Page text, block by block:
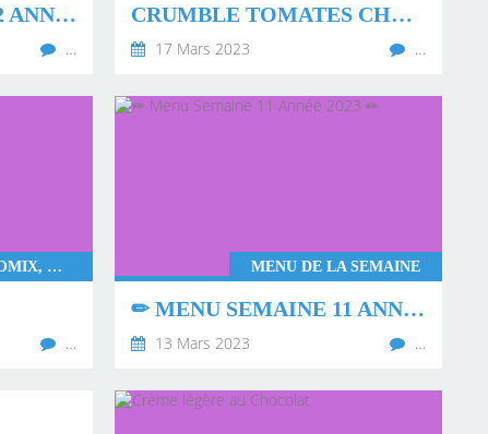
✏ MENU SEMAINE 12 ANNÉE 2023 ✏
…
CRUMBLE TOMATES CHORIZO
17 Mars 2023 …
DESSERTS LÉGERS, THERMOMIX, WW, COLLATIONS
…
MENU DE LA SEMAINE
✏ MENU SEMAINE 11 ANNÉE 2023 ✏
13 Mars 2023 …